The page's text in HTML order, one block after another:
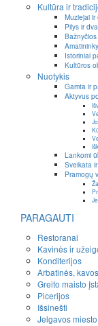
Kultūra ir
Muziejai ir
Pilys ir
Istoriniai
Kultūros
Nuotykis
Gamta ir
Aktyvus
Lankomi
Sveikata
Pramogų
PARAGAUTI
Restoranai
Kavinės ir
Konditerijos
Arbatinės,
Greito maisto
Picerijos
Išsinešti
Jelgavos